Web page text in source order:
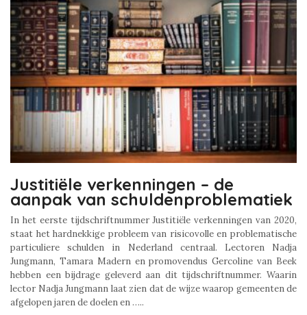
Justitiële verkenningen – de
aanpak van schuldenproblematiek
In het eerste tijdschriftnummer Justitiële verkenningen van 2020,
staat het hardnekkige probleem van risicovolle en problematische
particuliere schulden in Nederland centraal. Lectoren Nadja
Jungmann, Tamara Madern en promovendus Gercoline van Beek
hebben een bijdrage geleverd aan dit tijdschriftnummer. Waarin
lector Nadja Jungmann laat zien dat de wijze waarop gemeenten de
afgelopen jaren de doelen en …..